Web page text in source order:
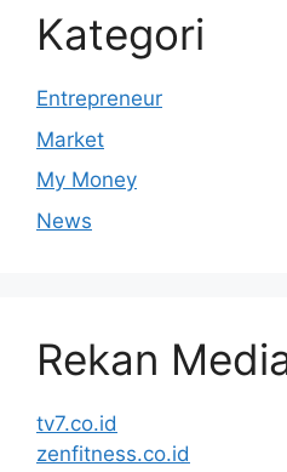
Kategori
Entrepreneur
Market
My Money
News
Rekan
tv7.co.id
zenfitness.co.id